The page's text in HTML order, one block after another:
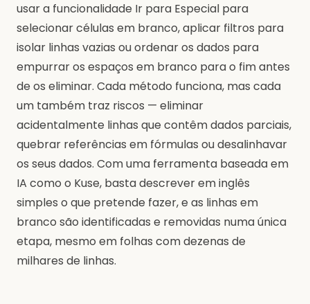
usar a funcionalidade Ir para Especial para
selecionar células em branco, aplicar filtros para
isolar linhas vazias ou ordenar os dados para
empurrar os espaços em branco para o fim antes
de os eliminar. Cada método funciona, mas cada
um também traz riscos — eliminar
acidentalmente linhas que contêm dados parciais,
quebrar referências em fórmulas ou desalinhavar
os seus dados. Com uma ferramenta baseada em
IA como o Kuse, basta descrever em inglês
simples o que pretende fazer, e as linhas em
branco são identificadas e removidas numa única
etapa, mesmo em folhas com dezenas de
milhares de linhas.